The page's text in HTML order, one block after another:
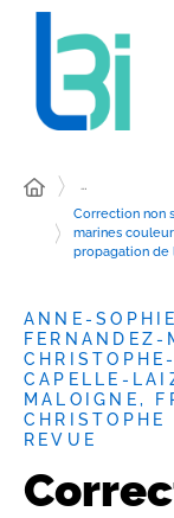
…
Correction non
marines
propagation de
ANNE-
CAPELLE-
MALOIGNE,
REVUE